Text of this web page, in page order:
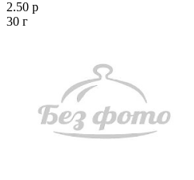
2.50 р
30 г